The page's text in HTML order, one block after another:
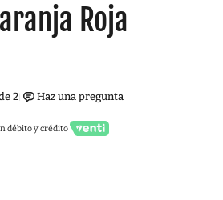
Roja
débito y crédito